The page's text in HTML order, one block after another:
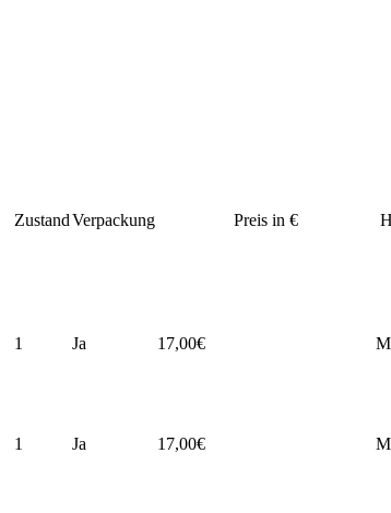
ZustandVerpackung Preis in €
1 Ja 17,00€
1 Ja 17,00€